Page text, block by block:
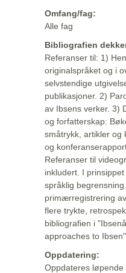
Omfang/fag:
Alle fag
Bibliografien
Referanser til: 1)
originalspråket og i
selvstendige
publikasjoner. 2)
av Ibsens verker. 3)
og forfatterskap:
småtrykk, artikler og
og
Referanser til
inkludert. I
språklig
primærregistrering
flere trykte,
bibliografien i
approaches to
Oppdatering:
Oppdateres løpende